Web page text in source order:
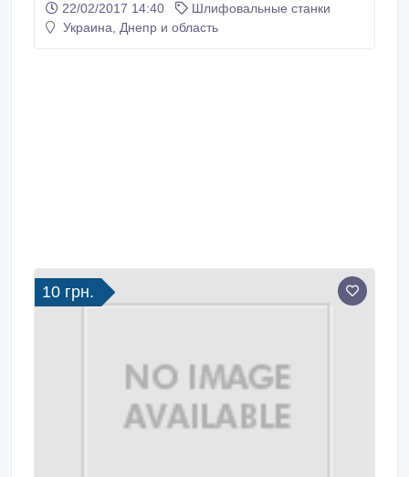
22/02/2017 14:40
Шлифовальные станки
Украина, Днепр и область
10 грн.